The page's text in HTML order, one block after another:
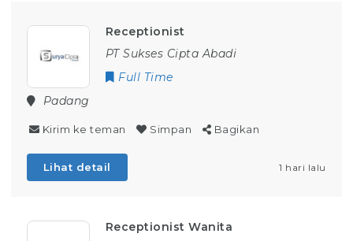
Receptionist
PT Sukses Cipta Abadi
Full Time
Padang
Kirim ke teman Simpan Bagikan
Lihat detail 1 hari lalu
Receptionist Wanita